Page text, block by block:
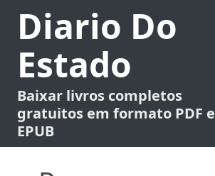
Diario Do
Estado
Baixar livros completos
gratuitos em formato PDF e
EPUB